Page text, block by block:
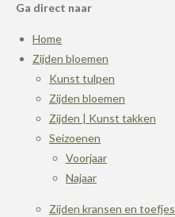
Ga direct naar
Home
Zijden bloemen
Kunst tulpen
Zijden bloemen
Zijden | Kunst takken
Seizoenen
Voorjaar
Najaar
Zijden kransen en toefjes